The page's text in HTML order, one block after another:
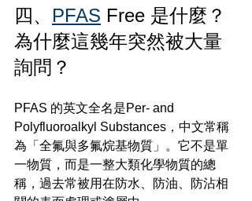
四、 PFAS Free 是什麼？
為什麼這幾年突然被大量
詢問？
PFAS 的英文全名是Per- and
Polyfluoroalkyl Substances，中文常稱
為「全氟與多氟烷基物質」。它不是單
一物質，而是一整大類化學物質的總
稱，過去常被用在防水、防油、防沾相